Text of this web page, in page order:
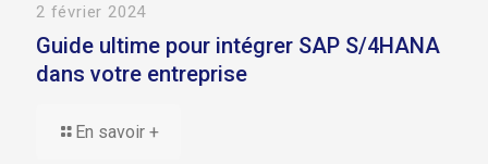
2 février 2024
Guide ultime pour intégrer SAP S/4HANA
dans votre entreprise
En savoir +